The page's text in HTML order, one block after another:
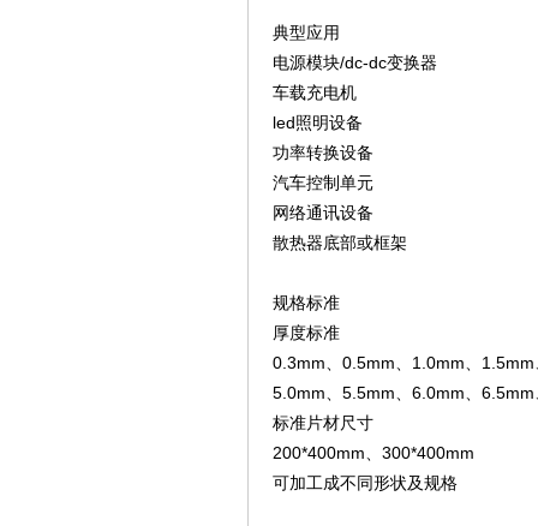
典型应用
电源模块/dc-dc变换器
车载充电机
led照明设备
功率转换设备
汽车控制单元
网络通讯设备
散热器底部或框架
规格标准
厚度标准
0.3mm、0.5mm、1.0mm、
5.0mm、5.5mm、6.0mm、
标准片材尺寸
200*400mm、300*400mm
可加工成不同形状及规格